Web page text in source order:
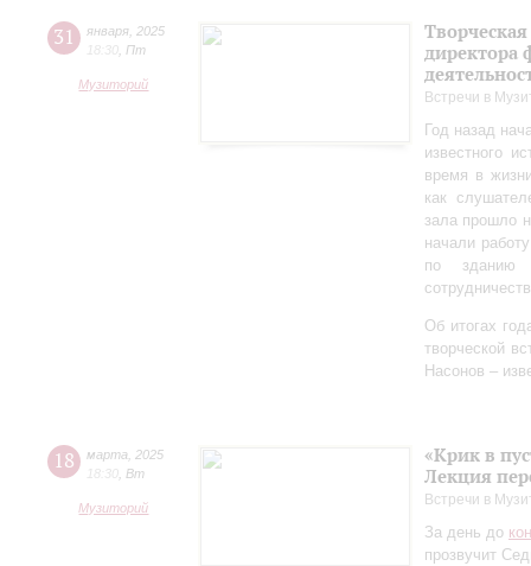
31 января 2025
18:30 Пт
Музиторий
директора
Встречи в
Год назад
известного
время в
как
зала прошло
начали
по зданию
Об итогах
творческой
Насонов –
18 марта
2025
18:30 Вт
Музиторий
«Крик в
Лекция
Встречи в
За день до
прозвучит